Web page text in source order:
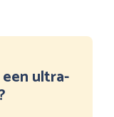
ultra-